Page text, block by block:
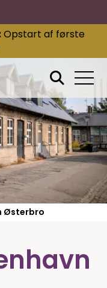
Opstart af første
Østerbro